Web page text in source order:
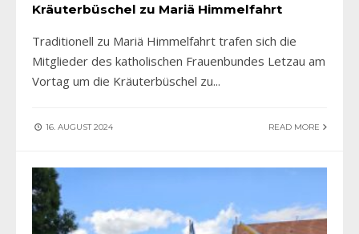
Kräuterbüschel zu Mariä Himmelfahrt
Traditionell zu Mariä Himmelfahrt trafen sich die
Mitglieder des katholischen Frauenbundes Letzau am
Vortag um die Kräuterbüschel zu...
16. AUGUST 2024 READ MORE